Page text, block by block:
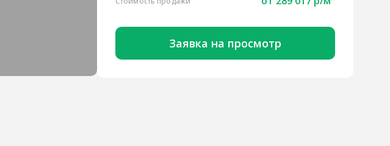
Заявка на просмотр